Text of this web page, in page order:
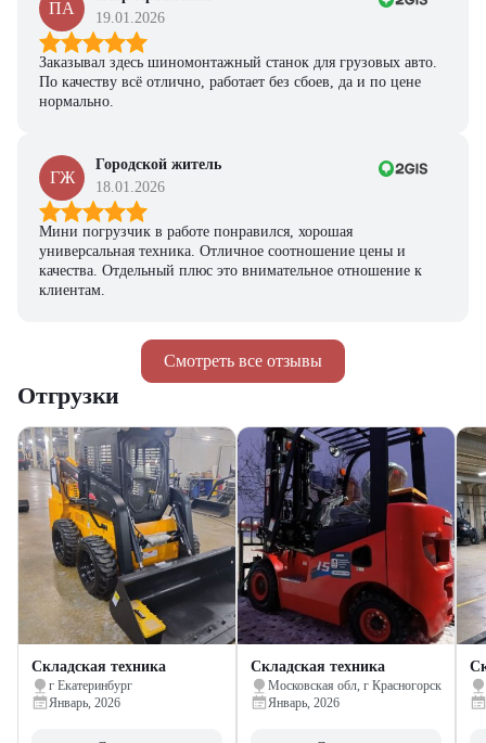
Смотреть все отзывы
ПА
19.01.2026
Заказывал здесь шиномонтажный станок для грузовых авто.
По качеству всё отлично, работает без сбоев, да и по цене
нормально.
ГЖ
Городской житель
18.01.2026
Мини погрузчик в работе понравился, хорошая
универсальная техника. Отличное соотношение цены и
качества. Отдельный плюс это внимательное отношение к
клиентам.
Отгрузки
Складская техника
г Екатеринбург
Январь, 2026
Складская техника
Московская обл, г Красногорск
Январь, 2026